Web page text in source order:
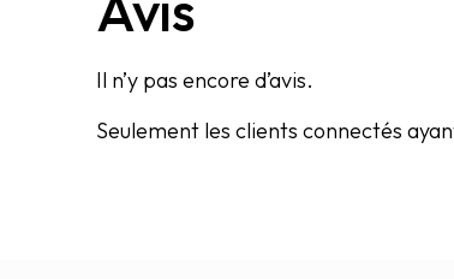
Il n’y pas encore d’avis.
Seulement les clients connectés